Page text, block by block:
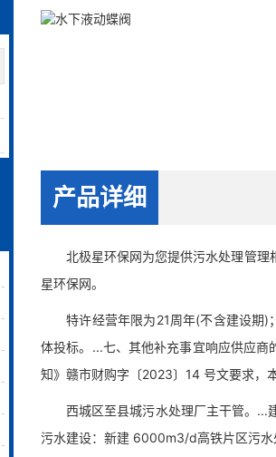
产品详细
北极星环保网为您提供污水处理管理
星环保网。
特许经营年限为21周年(不含建设期)
体投标。...七、其他补充事宜响应供应商
知》赣市财购字〔2023〕14 号文要求，
西城区至县城污水处理厂主干管。...
污水建设：新建 6000m3/d高铁片区污